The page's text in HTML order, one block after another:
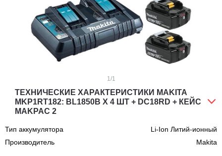
1 /1
ТЕХНИЧЕСКИЕ ХАРАКТЕРИСТИКИ MAKITA
MKP1RT182: BL1850B Х 4 ШТ + DC18RD + КЕЙС
MAKPAC 2
Тип аккумулятора
Li-Ion Литий-ионный
Производитель
Makita